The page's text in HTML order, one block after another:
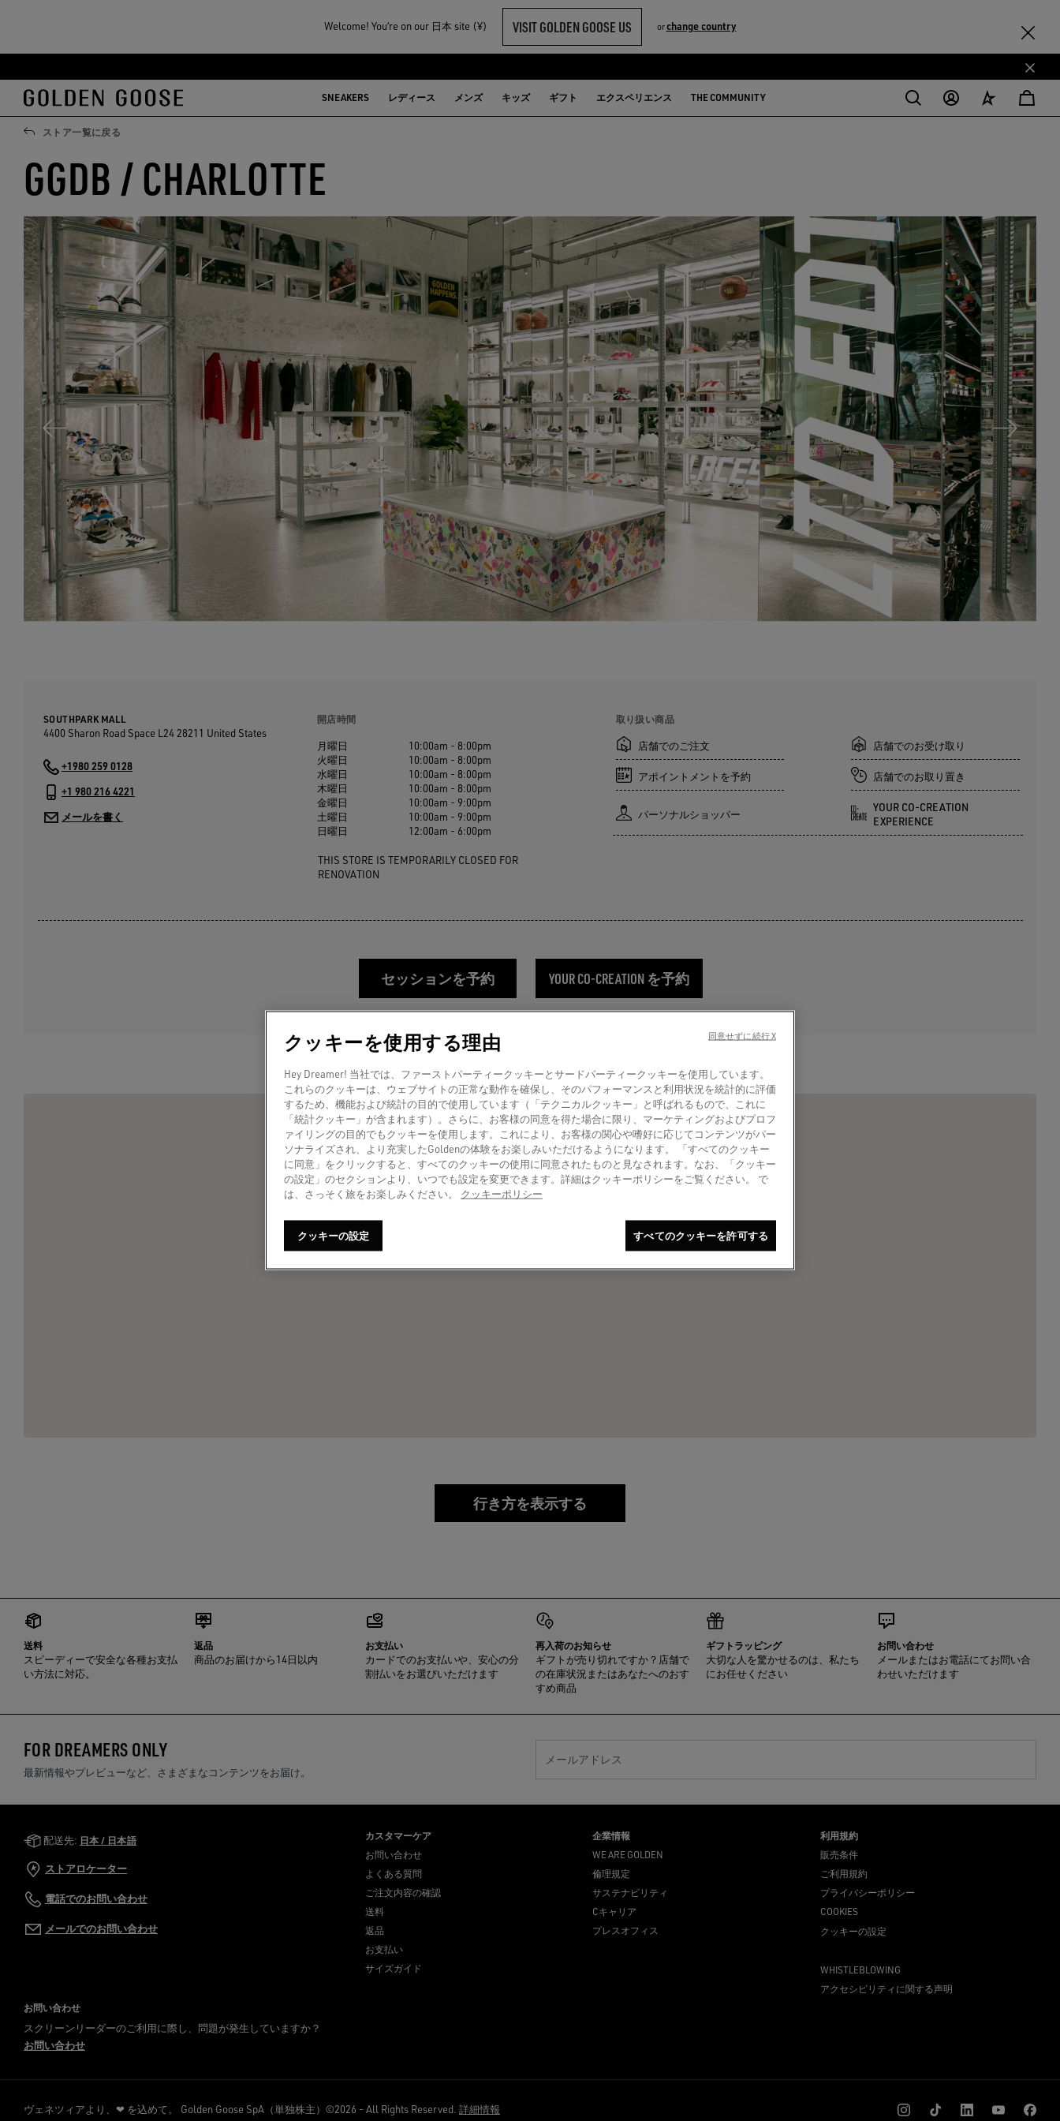
Welcome! You‘re on our 日本 site (¥) VISIT GOLDEN GOOSE US orchange country
メ
イ
ン
コ
テ
ン
に
移
行
す
る
フ
ッ
タ
ー
ン
テ
ツ
に
移
行
す
る
SNEAKERS レディース メンズ キッズ ギフト エクスペリエンス THE COMMUNITY
ストア一覧に戻る
GGDB / CHARLOTTE
SOUTHPARK MALL
4400 Sharon Road Space L24 28211 United States
+1980 259 0128
+1 980 216 4221
メールを書く
開店時間
月曜日
火曜日
水曜日
木曜日
金曜日
土曜日
日曜日
10:00am - 8:00pm
10:00am - 8:00pm
10:00am - 8:00pm
10:00am - 8:00pm
10:00am - 9:00pm
10:00am - 9:00pm
12:00am - 6:00pm
THIS STORE IS TEMPORARILY CLOSED FOR
RENOVATION
取り扱い商品
店舗でのご注文 店舗でのお受け取り
アポイントメントを予約 店舗でのお取り置き
パーソナルショッパー
YOUR CO-CREATION
EXPERIENCE
セッションを予約 YOUR CO-CREATION を予約
行き方を表示する
送料
スピーディーで安全な各種お支払
い方法に対応。
返品
商品のお届けから14日以内
お支払い
カードでのお支払いや、安心の分
割払いをお選びいただけます
再入荷のお知らせ
ギフトが売り切れですか？店舗で
の在庫状況またはあなたへのおす
すめ商品
ギフトラッピング
大切な人を驚かせるのは、私たち
にお任せください
お問い合わせ
メールまたはお電話にてお問い合
わせいただけます
FOR DREAMERS ONLY
最新情報やプレビューなど、さまざまなコンテンツをお届け。
メールアドレス
Golden Goose Services
配送先: 日本 / 日本語
ストアロケーター
電話でのお問い合わせ
メールでのお問い合わせ
カスタマーケア
お問い合わせ
よくある質問
ご注文内容の確認
送料
返品
お支払い
サイズガイド
企業情報
WE ARE GOLDEN
倫理規定
サステナビリティ
Cキャリア
プレスオフィス
利用規約
販売条件
ご利用規約
プライバシーポリシー
COOKIES
クッキーの設定
WHISTLEBLOWING
アクセシビリティに関する声明
お問い合わせ
スクリーンリーダーのご利用に際し、問題が発生していますか？
お問い合わせ
ヴェネツィアより、❤ を込めて。 Golden Goose SpA（単独株主）©2026 - All Rights Reserved. 詳細情報
クッキーを使用する理由
Hey Dreamer! 当社では、ファーストパーティークッキーとサードパーティークッキーを使用しています。
これらのクッキーは、ウェブサイトの正常な動作を確保し、そのパフォーマンスと利用状況を統計的に評価
するため、機能および統計の目的で使用しています（「テクニカルクッキー」と呼ばれるもので、これに
「統計クッキー」が含まれます）。さらに、お客様の同意を得た場合に限り、マーケティングおよびプロフ
ァイリングの目的でもクッキーを使用します。これにより、お客様の関心や嗜好に応じてコンテンツがパー
ソナライズされ、より充実したGoldenの体験をお楽しみいただけるようになります。 「すべてのクッキー
に同意」をクリックすると、すべてのクッキーの使用に同意されたものと見なされます。なお、「クッキー
の設定」のセクションより、いつでも設定を変更できます。詳細はクッキーポリシーをご覧ください。 で
は、さっそく旅をお楽しみください。 クッキーポリシー
クッキーの設定 すべてのクッキーを許可する
同意せずに続行 X